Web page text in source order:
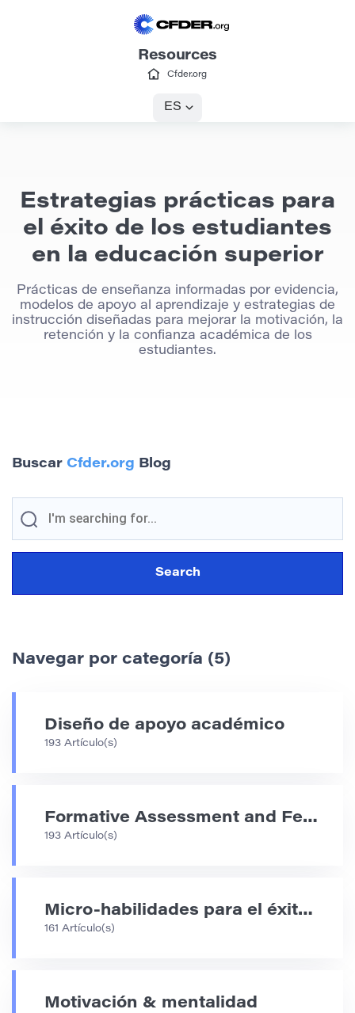
Resources
Cfder.org
ES
Estrategias prácticas para
el éxito de los estudiantes
en la educación superior
Prácticas de enseñanza informadas por evidencia,
modelos de apoyo al aprendizaje y estrategias de
instrucción diseñadas para mejorar la motivación, la
retención y la confianza académica de los
estudiantes.
Buscar Cfder.org Blog
Navegar por categoría (5)
Diseño de apoyo académico
193 Artículo(s)
Formative Assessment and Feedback Strategies
193 Artículo(s)
Micro-habilidades para el éxito académico
161 Artículo(s)
Motivación & mentalidad